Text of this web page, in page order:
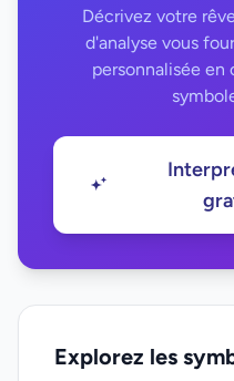
Décrivez votre
d'analyse vous
personnalisée en
Explorez les